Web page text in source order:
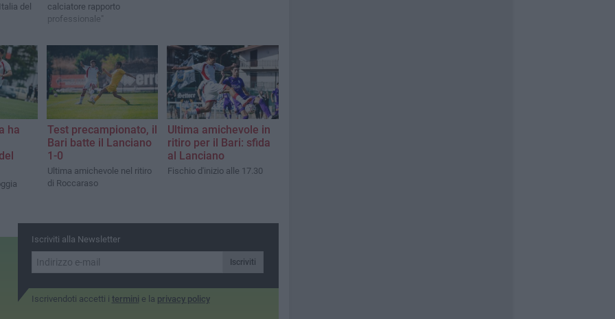
del
calciatore rapporto
professionale"
ha
Test precampionato, il
Bari batte il Lanciano
1-0
Ultima amichevole nel ritiro
di Roccaraso
Ultima amichevole in
ritiro per il Bari: sfida
al Lanciano
Fischio d'inizio alle 17.30
Iscriviti alla Newsletter
Iscriviti
Iscrivendoti accetti i termini e la privacy policy